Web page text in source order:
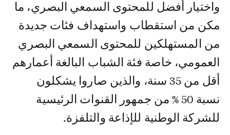
واختيار أفضل للمحتوى السمعي البصري، ما
مكن من استقطاب واستهداف فئات جديدة
من المستهلكين للمحتوى السمعي البصري
العمومي، خاصة فئة الشباب البالغة أعمارهم
أقل من 35 سنة، والذين صاروا يشكلون
نسبة 50 % من جمهور القنوات الرئيسية
للشركة الوطنية للإذاعة والتلفزة.